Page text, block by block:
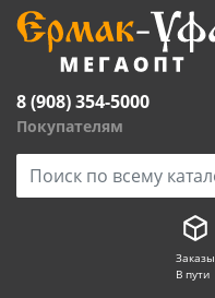
8 (908) 354-5000
Покупателям
Заказы
В пути